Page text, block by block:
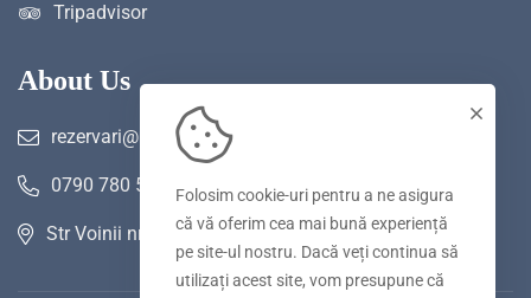
Tripadvisor
About Us
rezervari@hotelwerk.ro
0790 780 590
Str Voinii nr 2 A, Hunedoara
Folosim cookie-uri pentru a ne asigura
că vă oferim cea mai bună experiență
pe site-ul nostru. Dacă veți continua să
utilizați acest site, vom presupune că